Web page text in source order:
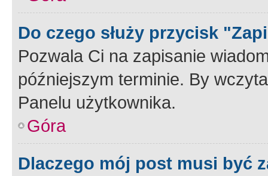
Do czego służy przycisk
Pozwala Ci na zapisanie
późniejszym terminie. By
Panelu użytkownika.
Góra
Dlaczego mój post musi być